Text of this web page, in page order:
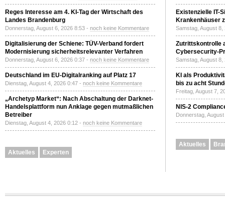
Reges Interesse am 4. KI-Tag der Wirtschaft des
Landes Brandenburg
Donnerstag, August 6, 2026 8:53 - noch keine Kommentare
Digitalisierung der Schiene: TÜV-Verband fordert
Modernisierung sicherheitsrelevanter Verfahren
Donnerstag, August 6, 2026 0:37 - noch keine Kommentare
Deutschland im EU-Digitalranking auf Platz 17
Dienstag, August 4, 2026 0:47 - noch keine Kommentare
„Archetyp Market“: Nach Abschaltung der Darknet-
Handelsplattform nun Anklage gegen mutmaßlichen
Betreiber
Dienstag, August 4, 2026 0:12 - noch keine Kommentare
Aktuelles Experten
Existenzielle IT-
Krankenhäuser
Samstag, August
Zutrittskontrolle
Cybersecurity-
Samstag, August
KI als
bis zu acht
Freitag, August 7,
NIS-2
Donnerstag,
Aktuelles